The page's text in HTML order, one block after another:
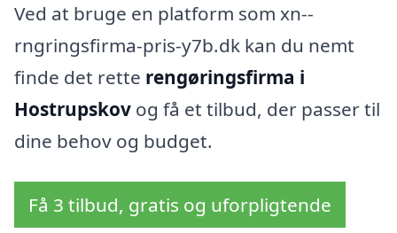
Ved at bruge en platform som xn--
rngringsfirma-pris-y7b.dk kan du nemt
finde det rette rengøringsfirma i
Hostrupskov og få et tilbud, der passer til
dine behov og budget.
Få 3 tilbud, gratis og uforpligtende